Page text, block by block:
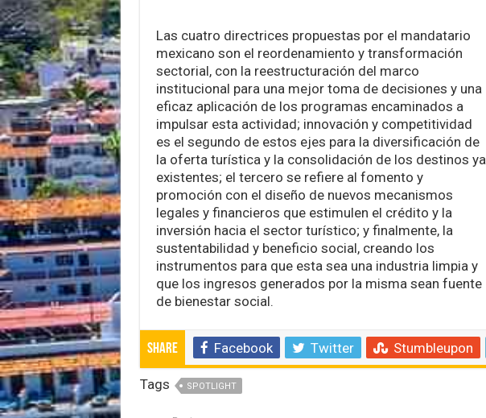
Las cuatro directrices propuestas por el mandatario
mexicano son el reordenamiento y transformación
sectorial, con la reestructuración del marco
institucional para una mejor toma de decisiones y una
eficaz aplicación de los programas encaminados a
impulsar esta actividad; innovación y competitividad
es el segundo de estos ejes para la diversificación de
la oferta turística y la consolidación de los destinos ya
existentes; el tercero se refiere al fomento y
promoción con el diseño de nuevos mecanismos
legales y financieros que estimulen el crédito y la
inversión hacia el sector turístico; y finalmente, la
sustentabilidad y beneficio social, creando los
instrumentos para que esta sea una industria limpia y
que los ingresos generados por la misma sean fuente
de bienestar social.
Share Facebook Twitter Stumbleupon
Tags SPOTLIGHT